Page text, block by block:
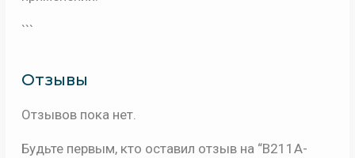
```
Отзывы
Отзывов пока нет.
Будьте первым, кто оставил отзыв на “B211A-